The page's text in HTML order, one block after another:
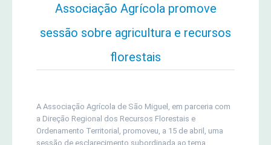
Associação Agrícola promove
sessão sobre agricultura e recursos
florestais
A Associação Agrícola de São Miguel, em parceria com
a Direção Regional dos Recursos Florestais e
Ordenamento Territorial, promoveu, a 15 de abril, uma
sessão de esclarecimento subordinada ao tema